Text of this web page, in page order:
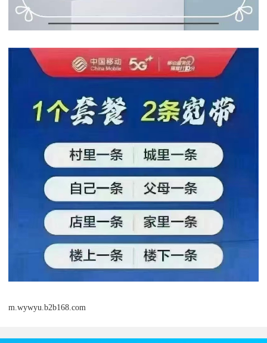
m.wywyu.b2b168.com